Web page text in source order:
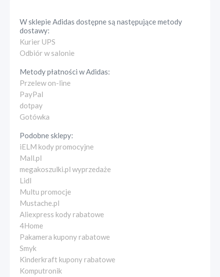
W sklepieAdidas dostępne są następujące metody
dostawy:
Kurier UPS
Odbiór w salonie
Metody płatności wAdidas:
Przelew on-line
PayPal
dotpay
Gotówka
Podobne sklepy:
iELM kody promocyjne
Mall.pl
megakoszulki.pl wyprzedaże
Lidl
Multu promocje
Mustache.pl
Aliexpress kody rabatowe
4Home
Pakamera kupony rabatowe
Smyk
Kinderkraft kupony rabatowe
Komputronik